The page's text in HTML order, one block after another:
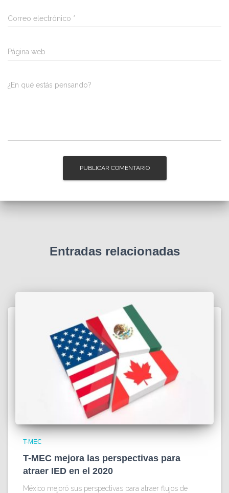
Correo electrónico *
Página web
¿En qué estás pensando?
Entradas relacionadas
T-MEC
T-MEC mejora las perspectivas para
atraer IED en el 2020
México mejoró sus perspectivas para atraer flujos de